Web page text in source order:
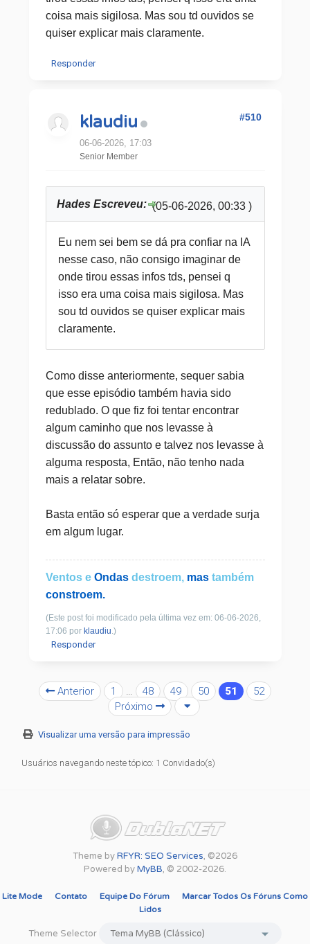
coisa mais sigilosa. Mas sou td ouvidos se
quiser explicar mais claramente.
Responder
klaudiu
06-06-2026, 17:03
Senior Member
#510
(05-06-2026, 00:33 )
Hades Escreveu:
Eu nem sei bem se dá pra confiar na IA
nesse caso, não consigo imaginar de
onde tirou essas infos tds, pensei q
isso era uma coisa mais sigilosa. Mas
sou td ouvidos se quiser explicar mais
claramente.
Como disse anteriormente, sequer sabia
que esse episódio também havia sido
redublado. O que fiz foi tentar encontrar
algum caminho que nos levasse à
discussão do assunto e talvez nos levasse à
alguma resposta, Então, não tenho nada
mais a relatar sobre.
Basta então só esperar que a verdade surja
em algum lugar.
Ventos e Ondasdestroem, mas também
constroem.
(Este post foi modificado pela última vez em: 06-06-2026,
17:06 por klaudiu.)
Responder
Anterior 1 … 48 49 50 51
52
Próximo
Visualizar uma versão para impressão
Usuários navegando neste tópico: 1 Convidado(s)
Theme byRFYR: SEO Services, ©2026
Powered byMyBB, © 2002-2026.
Lite Mode Contato Equipe Do Fórum
Marcar Todos Os Fóruns Como
Lidos
Theme Selector